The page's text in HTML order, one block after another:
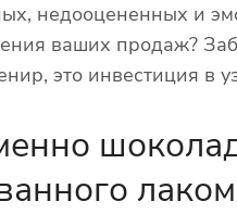
недооцененных и
ваших продаж?
это инвестиция в